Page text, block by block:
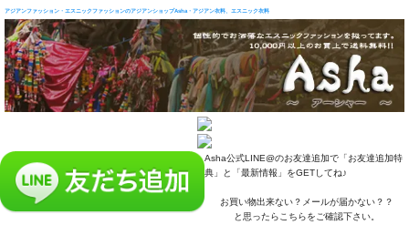
アジアンファッション・エスニックファッションのアジアンショップAsha・アジアン衣料、エスニック衣料
Asha公式LINE@のお友達追加で「お友達追加特
典」と「最新情報」をGETしてね♪
お買い物出来ない？メールが届かない？？
と思ったらこちらをご確認下さい。